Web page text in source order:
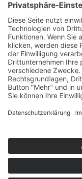
Geschäftsmodelle
›Vorstandswechsel
befristet
›Wasserstoff-
konkrete Schritte
›Solaranlage
LichtBlick
Jetzt an der
Wir möchten
kostenlose
umgehend nach
unserer Webseite